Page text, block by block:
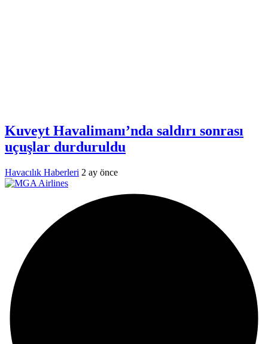
Kuveyt Havalimanı’nda saldırı sonrası
uçuşlar durduruldu
Havacılık Haberleri 2 ay önce